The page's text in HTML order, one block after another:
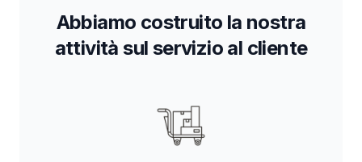
Abbiamo costruito la nostra
attività sul servizio al cliente